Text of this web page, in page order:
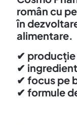
român cu
în
alimentare.
✔
✔
✔ focus pe
✔ formule